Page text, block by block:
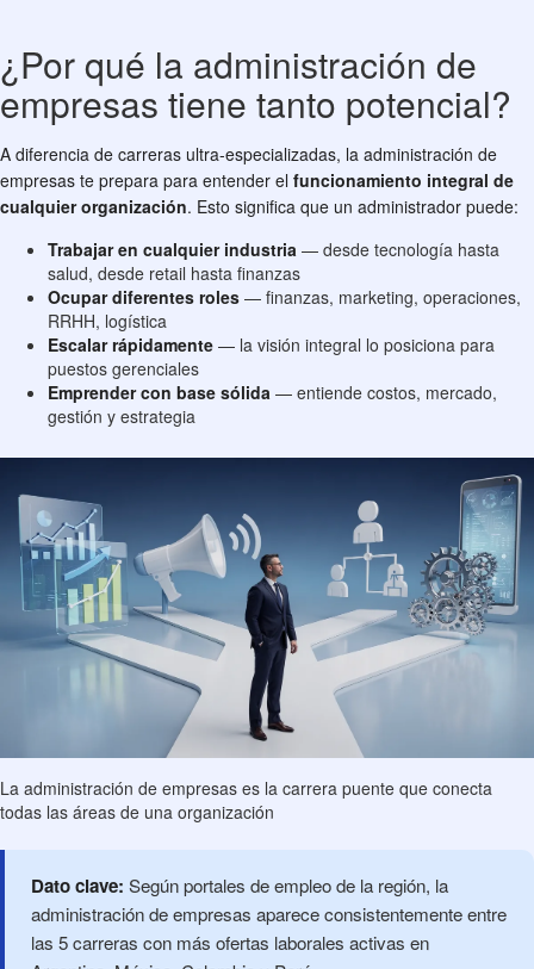
¿Por qué la administración de
empresas tiene tanto potencial?
A diferencia de carreras ultra-especializadas, la administración de
empresas te prepara para entender el funcionamiento integral de
cualquier organización. Esto significa que un administrador puede:
Trabajar en cualquier industria — desde tecnología hasta
salud, desde retail hasta finanzas
Ocupar diferentes roles — finanzas, marketing, operaciones,
RRHH, logística
Escalar rápidamente — la visión integral lo posiciona para
puestos gerenciales
Emprender con base sólida — entiende costos, mercado,
gestión y estrategia
La administración de empresas es la carrera puente que conecta
todas las áreas de una organización
Dato clave: Según portales de empleo de la región, la
administración de empresas aparece consistentemente entre
las 5 carreras con más ofertas laborales activas en